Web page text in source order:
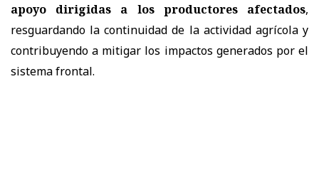
apoyo dirigidas a los productores afectados,
resguardando la continuidad de la actividad agrícola y
contribuyendo a mitigar los impactos generados por el
sistema frontal.